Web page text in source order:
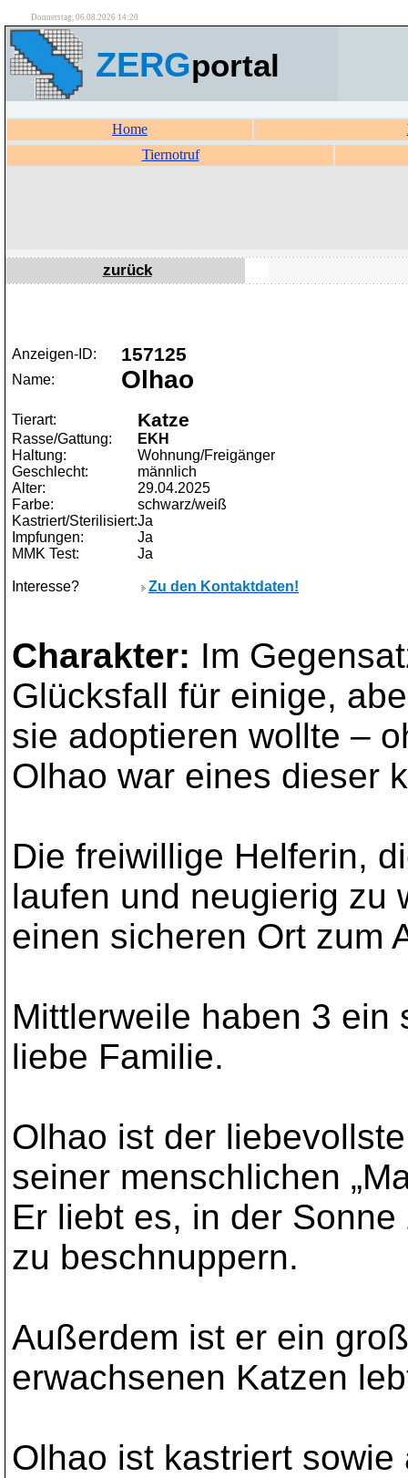
Donnerstag, 06.08.2026 14:20
ZERGportal
Home
Tiernotruf
zurück
Anzeigen-ID: 157125
Name: Olhao
Tierart: Katze
Rasse/Gattung:
EKH
Haltung:
Wohnung/Freigänger
Geschlecht:
männlich
Alter:
29.04.2025
Farbe:
schwarz/weiß
Kastriert/Sterilisiert:Ja
Impfungen:
Ja
MMK Test:
Ja
Interesse? Zu den Kontaktdaten!
Charakter: Im
Glücksfall für einige,
sie adoptieren wollte –
Olhao war eines dieser
Die freiwillige Helferin,
laufen und neugierig zu
einen sicheren Ort zum
Mittlerweile haben 3
liebe Familie.
Olhao ist der
seiner menschlichen
Er liebt es, in der
zu beschnuppern.
Außerdem ist er ein
erwachsenen Katzen
Olhao ist kastriert